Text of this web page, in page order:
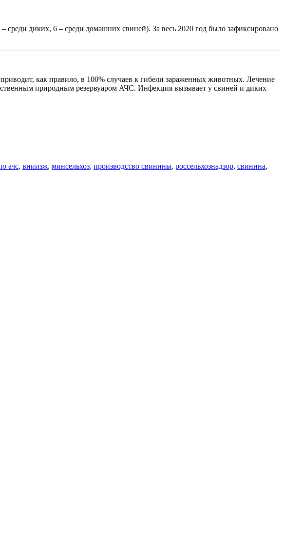
диких, 6 – среди домашних свиней). За весь 2020 год было зафиксировано
как правило, в 100% случаев к гибели зараженных животных. Лечение
природным резервуаром АЧС. Инфекция вызывает у свиней и диких
ачс, вниизж, минсельхоз, производство свинины, россельхознадзор, свинина,